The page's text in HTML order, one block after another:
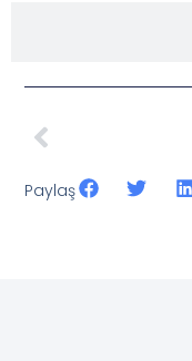
Paylaş